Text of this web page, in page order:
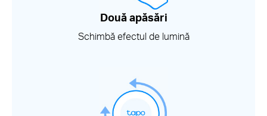
Două apăsări
Schimbă efectul de lumină